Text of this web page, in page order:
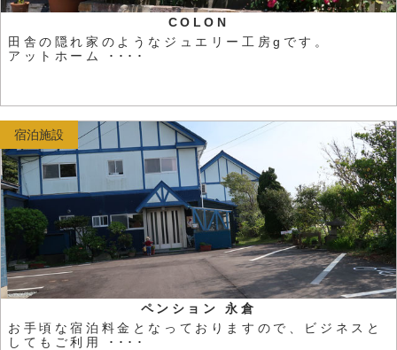
COLON
田舎の隠れ家のようなジュエリー工房gです。
アットホーム ････
ペンション 永倉
お手頃な宿泊料金となっておりますので、ビジネスと
してもご利用 ････
宿泊施設